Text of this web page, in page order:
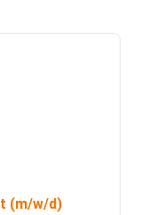
(m/w/d)